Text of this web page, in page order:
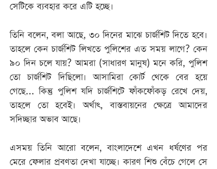
সেটিকে ব্যবহার করে এটি হচ্ছে।
তিনি বলেন, বলা আছে, ৩০ দিনের মাঝে চার্জশিট দিতে হবে।
তাহলে কেন চার্জশিট লিখতে পুলিশের এত সময় লাগে? কেন
৯০ দিন চলে যায়? আমরা (সাধারণ মানুষ) মনে করি, পুলিশ
তো চার্জশিট দিছিলো। আসামিরা কোর্ট থেকে বের হয়ে
গেছে... কিন্তু পুলিশ যদি চার্জশিটে ফাঁকফোঁকড় রেখে দেয়,
তাহলে তো হবেই। অর্থাৎ, বাস্তবায়নের ক্ষেত্রে আমাদের
সদিচ্ছার অভাব আছে।
এসময় তিনি আরো বলেন, বাংলাদেশে এখন ধর্ষণের পর
মেরে ফেলার প্রবণতা দেখা যাচ্ছে। কারণ শিশু বেঁচে গেলে সে